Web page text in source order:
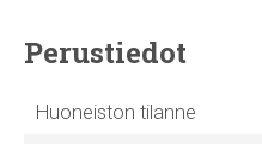
Perustiedot
Huoneiston tilanne